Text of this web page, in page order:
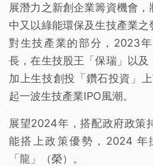
展潛力之新創企業籌資機會
中又以綠能環保及生技產業
對生技產業的部分，2023
長，在生技股王「保瑞」以及
加上生技創投「鑽石投資」
起一波生技產業IPO風潮。
展望2024年，搭配政府政策
能搭上政策優勢，2024 年
「龍」（榮）。